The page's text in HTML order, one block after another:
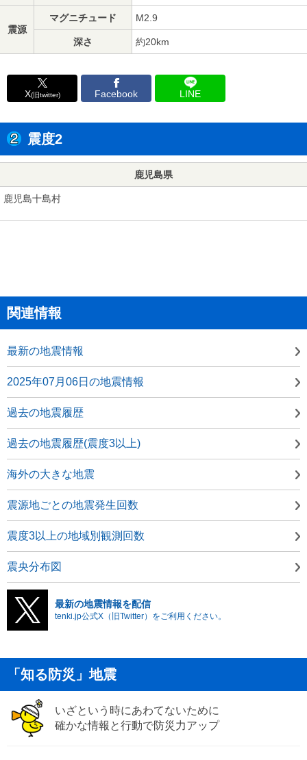
震源
マグニチュード M2.9
深さ 約20km
X(旧twitter) Facebook LINE
震度2
鹿児島県
鹿児島十島村
関連情報
最新の地震情報
2025年07月06日の地震情報
過去の地震履歴
過去の地震履歴(震度3以上)
海外の大きな地震
震源地ごとの地震発生回数
震度3以上の地域別観測回数
震央分布図
最新の地震情報を配信
tenki.jp公式X（旧Twitter）をご利用ください。
「知る防災」地震
いざという時にあわてないために
確かな情報と行動で防災力アップ